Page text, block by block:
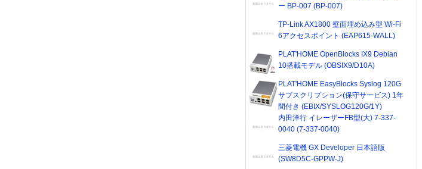
ー BP-007 (BP-007)
TP-Link AX1800 壁面埋め込み型 Wi-Fi
6アクセスポイント (EAP615-WALL)
PLAT'HOME OpenBlocks IX9 Debian
10搭載モデル (OBSIX9/D10A)
PLAT'HOME EasyBlocks Syslog 120G
サブスクリプション(保守サービス) 1年
間付き (EBIX/SYSLOG120G/1Y)
内田洋行 イレーザーFB型(大) 7-337-
0040 (7-337-0040)
三菱電機 GX Developer 日本語版
(SW8D5C-GPPW-J)